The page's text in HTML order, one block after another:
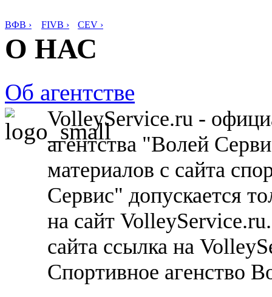
ВФВ › FIVB › CEV ›
О НАС
Об агентстве
VolleyService.ru -
агентства "Волей
материалов с сайта
Сервис" допускается
на сайт
сайта ссылка на
Спортивное агенство